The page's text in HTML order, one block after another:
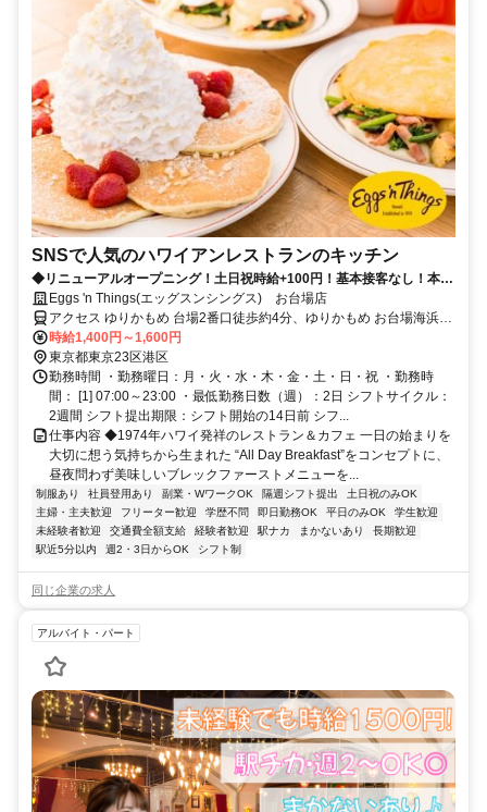
SNSで人気のハワイアンレストランのキッチン
◆リニューアルオープニング！土日祝時給+100円！基本接客なし！本格
的な調理が学べる♪食事補助60%off◆
Eggs 'n Things(エッグスンシングス) お台場店
アクセス ゆりかもめ 台場2番口徒歩約4分、ゆりかもめ お台場海浜公
園2番口徒歩約8分、りんかい線 東京テレポートB口徒歩約9分 台場駅
徒歩5分、お台場海浜公園駅徒歩7分、東京テレポート駅徒歩9分
時給1,400円～1,600円
東京都東京23区港区
勤務時間 ・勤務曜日：月・火・水・木・金・土・日・祝 ・勤務時
間： [1] 07:00～23:00 ・最低勤務日数（週）：2日 シフトサイクル：
2週間 シフト提出期限：シフト開始の14日前 シフ...
仕事内容 ◆1974年ハワイ発祥のレストラン＆カフェ 一日の始まりを
大切に想う気持ちから生まれた “All Day Breakfast”をコンセプトに、
昼夜問わず美味しいブレックファーストメニューを...
制服あり 社員登用あり 副業・WワークOK 隔週シフト提出
土日祝のみOK
主婦・主夫歓迎
フリーター歓迎 学歴不問 即日勤務OK 平日のみOK
学生歓迎
未経験者歓迎
交通費全額支給 経験者歓迎 駅ナカ まかないあり
長期歓迎
駅近5分以内
週2・3日からOK シフト制
同じ企業の求人
アルバイト・パート